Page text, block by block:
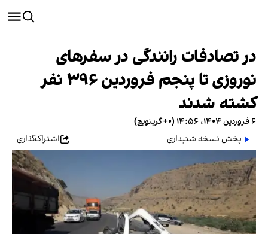
در تصادفات رانندگی در سفرهای
نوروزی تا پنجم فروردین ۳۹۶ نفر
کشته شدند
۶ فروردین ۱۴۰۴، ۱۴:۵۶ (‎+۰ گرینویچ)
پخش نسخه شنیداری
اشتراک‌گذاری